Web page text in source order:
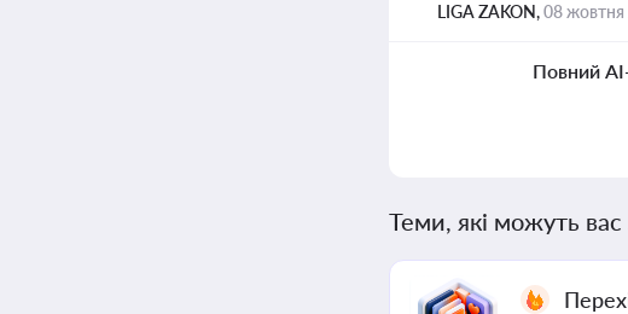
LIGA ZAKON,08 жовтня
Повний AI-
Теми, які можуть вас